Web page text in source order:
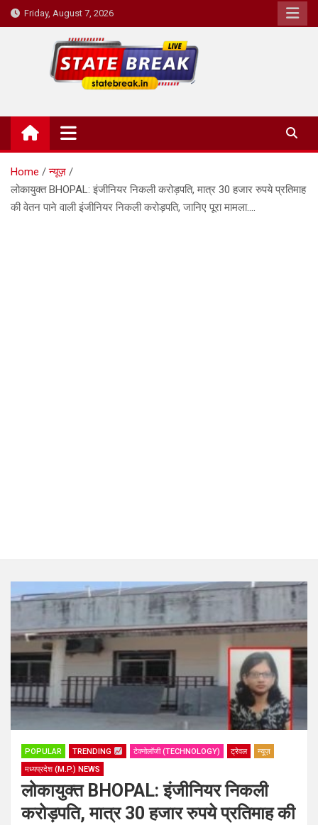
Skip
to
Friday, August 7, 2026
State Break
Home
न्यूज़
लोकायुक्त BHOPAL: इंजीनियर निकली करोड़पति, मात्र 30 हजार रुपये प्रतिमाह
की वेतन पाने वाली इंजीनियर निकली करोड़पति, जानिए पूरा मामला….
POPULAR TRENDING टेक्नोलॉजी (TECHNOLOGY) ट्रेवल
न्यूज़
मध्यप्रदेश (M.P.) NEWS
लोकायुक्त BHOPAL: इंजीनियर निकली
करोड़पति, मात्र 30 हजार रुपये प्रतिमाह की